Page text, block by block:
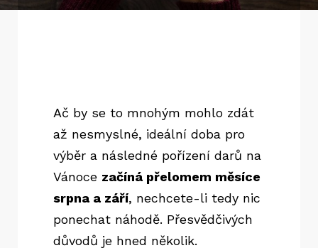
Ač by se to mnohým mohlo zdát
až nesmyslné, ideální doba pro
výběr a následné pořízení darů na
Vánoce začíná přelomem měsíce
srpna a září, nechcete-li tedy nic
ponechat náhodě. Přesvědčivých
důvodů je hned několik.